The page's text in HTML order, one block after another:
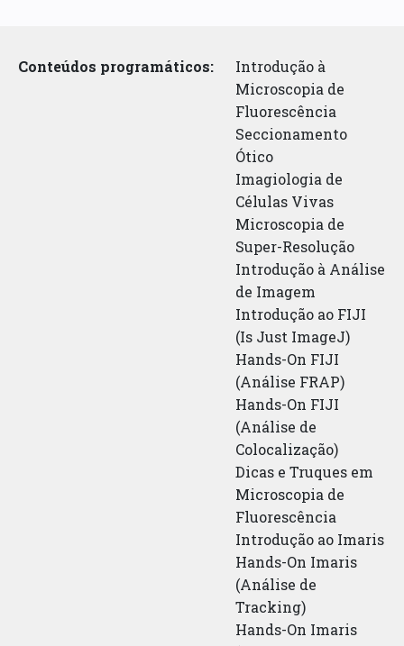
Conteúdos programáticos:
Introdução à
Microscopia de
Fluorescência
Seccionamento
Ótico
Imagiologia de
Células Vivas
Microscopia de
Super-Resolução
Introdução à Análise
de Imagem
Introdução ao FIJI
(Is Just ImageJ)
Hands-On FIJI
(Análise FRAP)
Hands-On FIJI
(Análise de
Colocalização)
Dicas e Truques em
Microscopia de
Fluorescência
Introdução ao Imaris
Hands-On Imaris
(Análise de
Tracking)
Hands-On Imaris